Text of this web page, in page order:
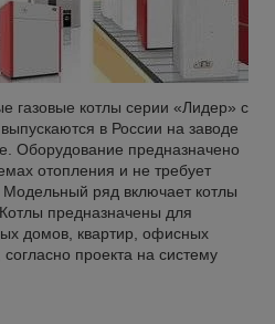
газовые котлы серии «Лидер» с
в России на заводе
Оборудование предназначено
отопления и не требует
Модельный ряд включает котлы
предназначены для
домов, квартир, офисных
проекта на систему